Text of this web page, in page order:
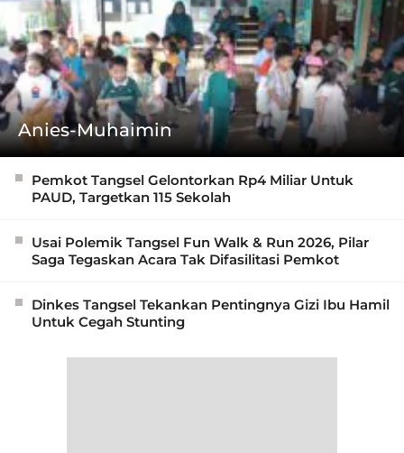
Anies-Muhaimin
Pemkot Tangsel Gelontorkan Rp4 Miliar Untuk
PAUD, Targetkan 115 Sekolah
Usai Polemik Tangsel Fun Walk & Run 2026, Pilar
Saga Tegaskan Acara Tak Difasilitasi Pemkot
Dinkes Tangsel Tekankan Pentingnya Gizi Ibu Hamil
Untuk Cegah Stunting